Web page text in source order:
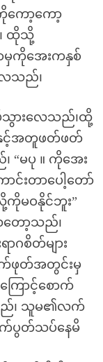
ကော့ကော့
ထိုသို့
မှကိုအေးကနှစ်
ေသည်၊
ားလေသည်၊ထို့
င့်အတူဖတ်ဖတ်
မပု ။ ကိုအေး
င်းတာပေါ့တော်
ကိုမဝနိုင်ဘူး”
ော့သည်၊
ာဂစိတ်များ
က်ဖုတ်အတွင်းမှ
ြောင့်စောက်
ည်၊ သူမ၏လက်
ပွတ်သပ်နေမိ